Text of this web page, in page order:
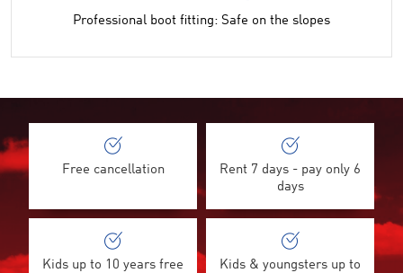
Professional boot fitting: Safe on the slopes
Free cancellation
Rent 7 days - pay only 6
days
Kids up to 10 years free
Kids & youngsters up to